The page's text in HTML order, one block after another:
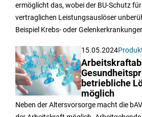
ermöglicht das, wobei der BU-Schutz
vertraglichen Leistungsauslöser
Beispiel Krebs- oder
15.05.2024
betriebliche
möglich
Neben der Altersvorsorge macht die